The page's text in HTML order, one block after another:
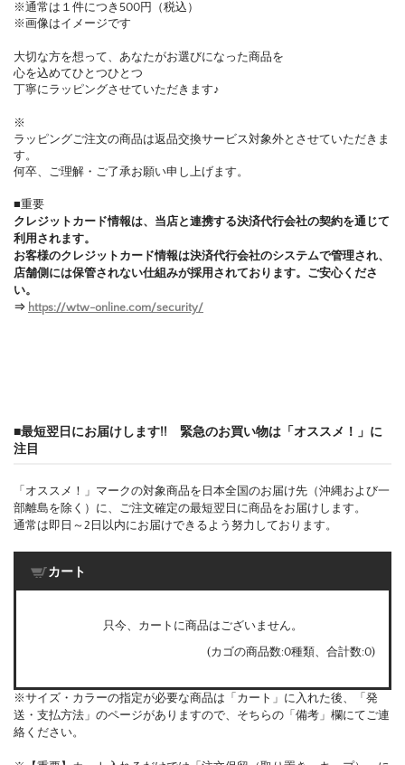
※通常は１件につき500円（税込）
※画像はイメージです
大切な方を想って、あなたがお選びになった商品を
心を込めてひとつひとつ
丁寧にラッピングさせていただきます♪
※
ラッピングご注文の商品は返品交換サービス対象外とさせていただきま
す。
何卒、ご理解・ご了承お願い申し上げます。
■重要
クレジットカード情報は、当店と連携する決済代行会社の契約を通じて
利用されます。
お客様のクレジットカード情報は決済代行会社のシステムで管理され、
店舗側には保管されない仕組みが採用されております。ご安心くださ
い。
⇒ https://wtw-online.com/security/
■最短翌日にお届けします!! 緊急のお買い物は「オススメ！」に
注目
「オススメ！」マークの対象商品を日本全国のお届け先（沖縄および一
部離島を除く）に、ご注文確定の最短翌日に商品をお届けします。
通常は即日～2日以内にお届けできるよう努力しております。
カート
只今、カートに商品はございません。
(カゴの商品数:0種類、合計数:0)
※サイズ・カラーの指定が必要な商品は「カート」に入れた後、「発
送・支払方法」のページがありますので、そちらの「備考」欄にてご連
絡ください。